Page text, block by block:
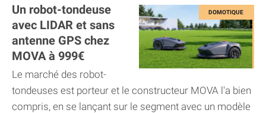
Un robot-tondeuse
avec LIDAR et sans
antenne GPS chez
MOVA à 999€
Le marché des robot-
tondeuses est porteur et le constructeur MOVA l'a bien
compris, en se lançant sur le segment avec un modèle